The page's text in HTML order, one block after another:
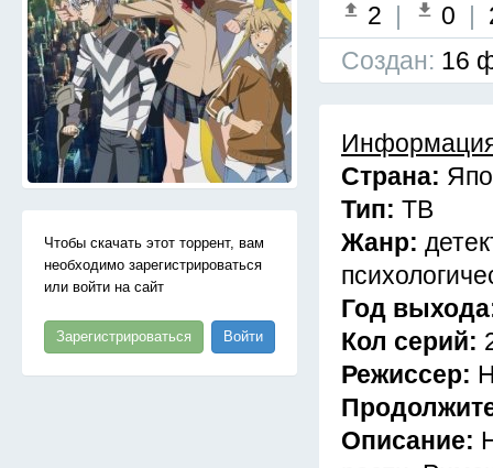
Чтобы скачать этот торрент, вам
необходимо зарегистрироваться
или войти на сайт
Зарегистрироваться Войти
2 | 0 |
Cоздан: 16
Страна:
Тип: ТВ
Жанр:
Год
Кол серий:
Режиссер:
Описание: